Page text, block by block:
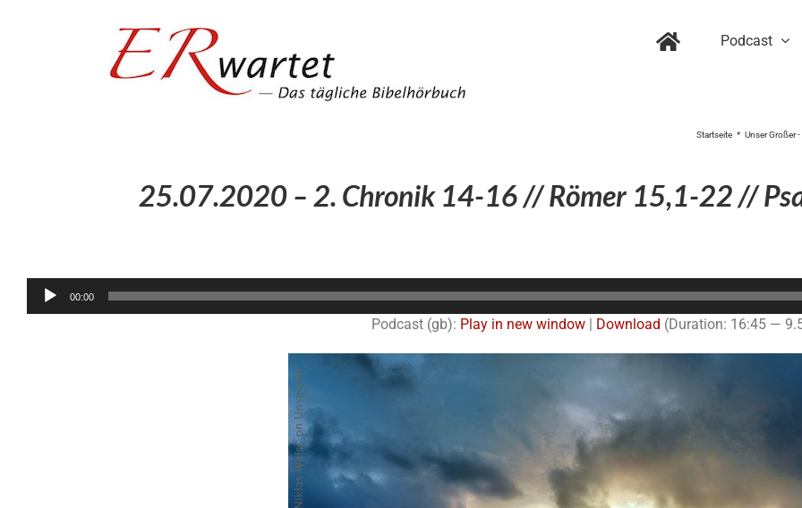
Podcast
Startseite Unser Großer
25.07.2020 – 2. Chronik 14-16 // Römer 15,1-22 //
Audio-
00:00
Podcast (gb): Play in new window | Download (Duration: 16:45 —